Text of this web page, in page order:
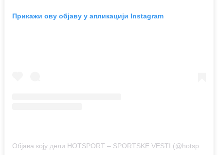
Прикажи ову објаву у апликацији Instagram